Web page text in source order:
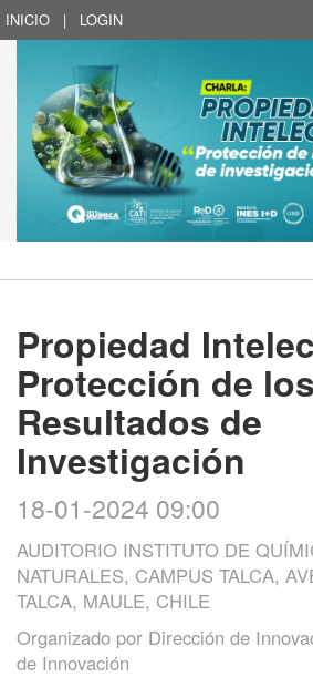
INICIO | LOGIN
Propiedad
Protección de los
Resultados de
Investigación
18-01-2024 09:00
AUDITORIO INSTITUTO DE
NATURALES, CAMPUS TALCA,
TALCA, MAULE, CHILE
Organizado por Dirección de
de Innovación